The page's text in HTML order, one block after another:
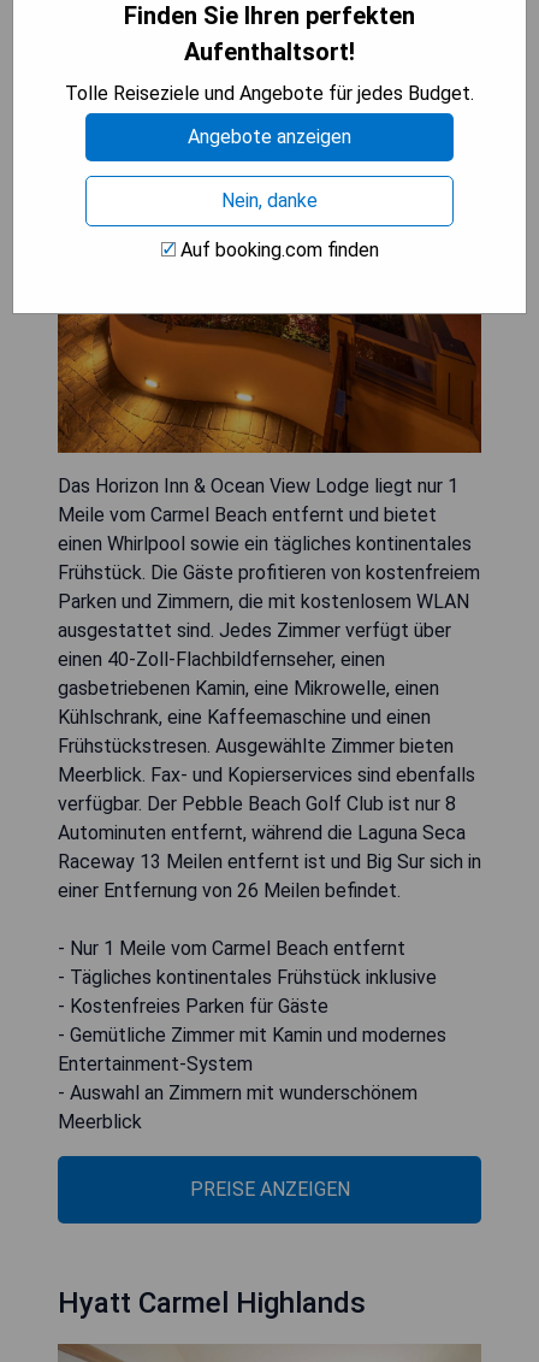
Horizon Inn & Ocean View Lodge
Das Horizon Inn & Ocean View Lodge liegt nur 1
Meile vom Carmel Beach entfernt und bietet
einen Whirlpool sowie ein tägliches kontinentales
Frühstück. Die Gäste profitieren von kostenfreiem
Parken und Zimmern, die mit kostenlosem WLAN
ausgestattet sind. Jedes Zimmer verfügt über
einen 40-Zoll-Flachbildfernseher, einen
gasbetriebenen Kamin, eine Mikrowelle, einen
Kühlschrank, eine Kaffeemaschine und einen
Frühstückstresen. Ausgewählte Zimmer bieten
Meerblick. Fax- und Kopierservices sind ebenfalls
verfügbar. Der Pebble Beach Golf Club ist nur 8
Autominuten entfernt, während die Laguna Seca
Raceway 13 Meilen entfernt ist und Big Sur sich in
einer Entfernung von 26 Meilen befindet.
- Nur 1 Meile vom Carmel Beach entfernt
- Tägliches kontinentales Frühstück inklusive
- Kostenfreies Parken für Gäste
- Gemütliche Zimmer mit Kamin und modernes
Entertainment-System
- Auswahl an Zimmern mit wunderschönem
Meerblick
PREISE ANZEIGEN
Hyatt Carmel Highlands
Finden Sie Ihren perfekten
Aufenthaltsort!
Tolle Reiseziele und Angebote für jedes Budget.
Angebote anzeigen
Nein, danke
Auf booking.com finden